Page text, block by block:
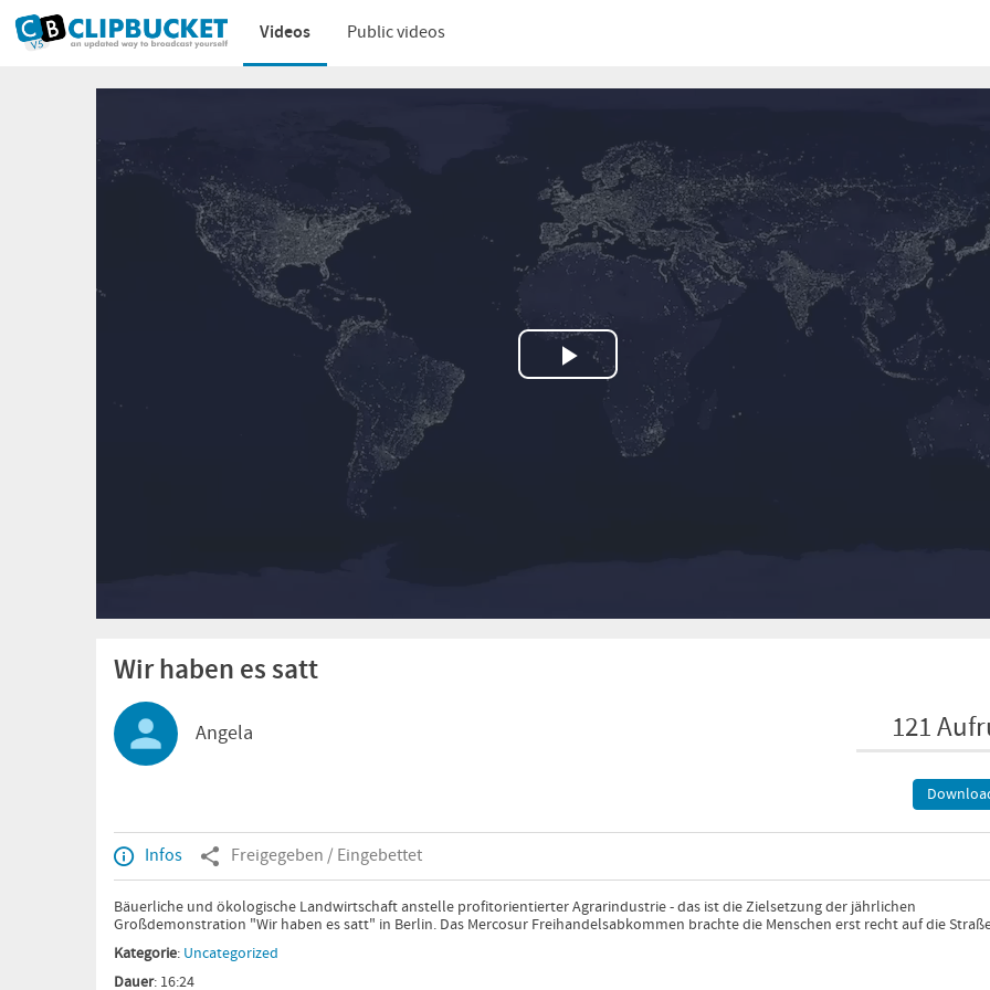
Videos Public videos
Play
Video
Wir haben es satt
Angela 121
Infos Freigegeben / Eingebettet
Bäuerliche und ökologische Landwirtschaft anstelle profitorientierter Agrarindustrie - das ist die Zielsetzung der jährlichen
Großdemonstration "Wir haben es satt" in Berlin. Das Mercosur Freihandelsabkommen brachte die Menschen erst recht auf die
Kategorie: Uncategorized
Dauer: 16:24